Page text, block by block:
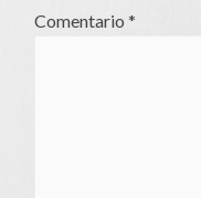
Comentario*